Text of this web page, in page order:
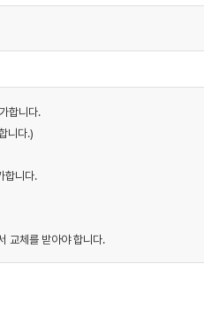
합니다.
니다.)
합니다.
교체를 받아야 합니다.